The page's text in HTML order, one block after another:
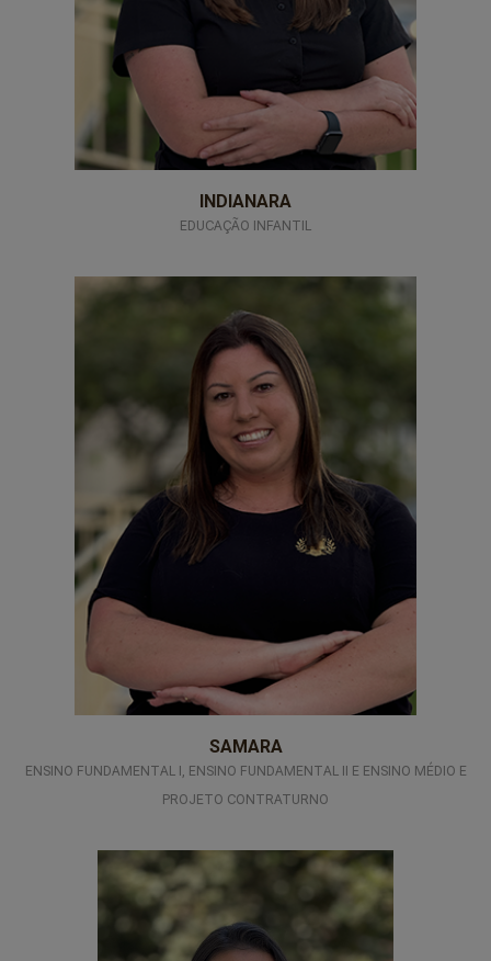
professores-17
INDIANARA
EDUCAÇÃO INFANTIL
professores-20
SAMARA
ENSINO FUNDAMENTAL I, ENSINO FUNDAMENTAL II E ENSINO MÉDIO E
PROJETO CONTRATURNO